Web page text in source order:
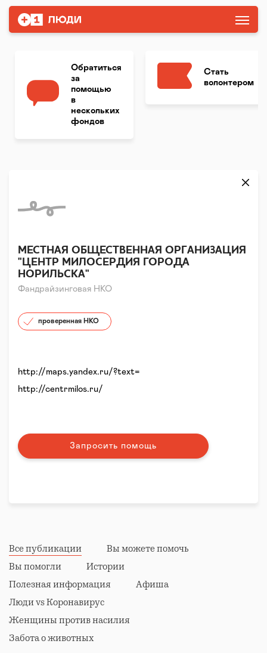
Обратиться
за
помощью
в
нескольких
фондов
Стать
волонтером
Фандрайзинговая НКО
МЕСТНАЯ ОБЩЕСТВЕННАЯ ОРГАНИЗАЦИЯ
"ЦЕНТР МИЛОСЕРДИЯ ГОРОДА
НОРИЛЬСКА"
проверенная НКО
http://maps.yandex.ru/?text=
http://centrmilos.ru/
Запросить помощь
Все публикации
Вы можете помочь
Вы помогли
Истории
Полезная информация
Афиша
Люди vs Коронавирус
Женщины против насилия
Забота о животных